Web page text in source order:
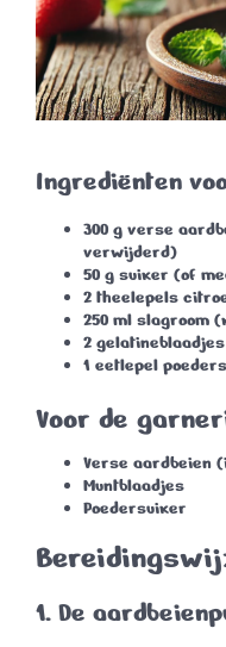
Ingrediënten
300 g verse
verwijderd)
50 g suiker (of
2 theelepels
250 ml slagroom
2 gelatineblaadjes
1 eetlepel
Voor de
Verse aardbeien
Muntblaadjes
Poedersuiker
1. De